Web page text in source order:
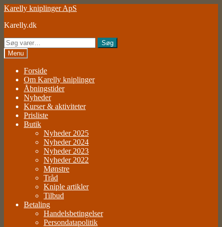
Spring
navigation
Spring
indhold
Karelly kniplinger ApS
Karelly.dk
Søg
efter:
Søg
Menu
Forside
Om Karelly kniplinger
Åbningstider
Nyheder
Kurser & aktiviteter
Prisliste
Butik
Nyheder 2025
Nyheder 2024
Nyheder 2023
Nyheder 2022
Mønstre
Tråd
Kniple artikler
Tilbud
Betaling
Handelsbetingelser
Persondatapolitik